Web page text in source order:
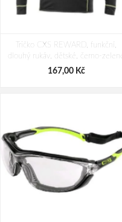
spodky černo-modré
295,00 Kč
Tričko CXS REWARD, funkční,
dlouhý rukáv, dětské, černo-zelené
167,00 Kč